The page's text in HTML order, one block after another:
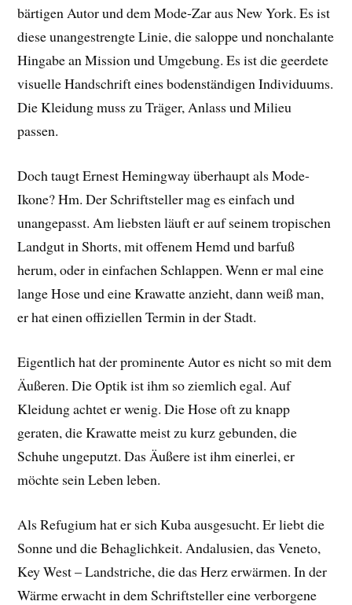
bärtigen Autor und dem Mode-Zar aus New York. Es ist
diese unangestrengte Linie, die saloppe und nonchalante
Hingabe an Mission und Umgebung. Es ist die geerdete
visuelle Handschrift eines bodenständigen Individuums.
Die Kleidung muss zu Träger, Anlass und Milieu
passen.
Doch taugt Ernest Hemingway überhaupt als Mode-
Ikone? Hm. Der Schriftsteller mag es einfach und
unangepasst. Am liebsten läuft er auf seinem tropischen
Landgut in Shorts, mit offenem Hemd und barfuß
herum, oder in einfachen Schlappen. Wenn er mal eine
lange Hose und eine Krawatte anzieht, dann weiß man,
er hat einen offiziellen Termin in der Stadt.
Eigentlich hat der prominente Autor es nicht so mit dem
Äußeren. Die Optik ist ihm so ziemlich egal. Auf
Kleidung achtet er wenig. Die Hose oft zu knapp
geraten, die Krawatte meist zu kurz gebunden, die
Schuhe ungeputzt. Das Äußere ist ihm einerlei, er
möchte sein Leben leben.
Als Refugium hat er sich Kuba ausgesucht. Er liebt die
Sonne und die Behaglichkeit. Andalusien, das Veneto,
Key West – Landstriche, die das Herz erwärmen. In der
Wärme erwacht in dem Schriftsteller eine verborgene